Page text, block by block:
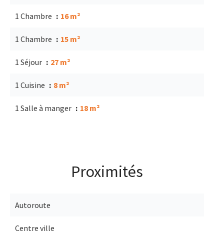
1 Chambre 16 m²
1 Chambre 15 m²
1 Séjour 27 m²
1 Cuisine 8 m²
1 Salle à manger 18 m²
Proximités
Autoroute
Centre ville